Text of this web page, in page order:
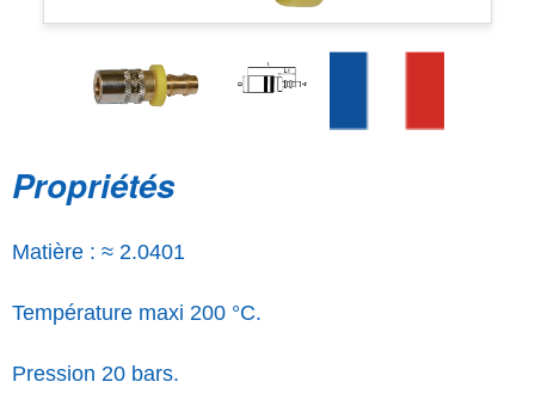
Propriétés
Matière : ≈ 2.0401
Température maxi 200 °C.
Pression 20 bars.